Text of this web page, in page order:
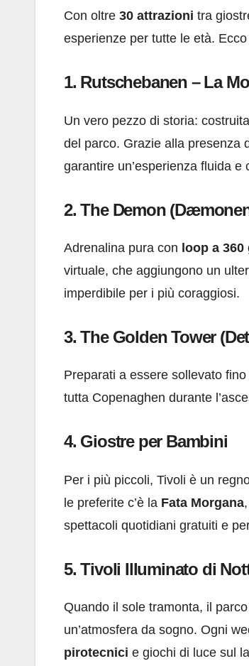
Con oltre 30 attrazioni tra
esperienze per tutte le età.
1. Rutschebanen – La
Un vero pezzo di storia:
del parco. Grazie alla presenza
garantire un’esperienza fluida
2. The Demon
Adrenalina pura con loop a 360
virtuale, che aggiungono un
imperdibile per i più coraggiosi.
3. The Golden Tower
Preparati a essere sollevato fino
tutta Copenaghen durante
4. Giostre per Bambini
Per i più piccoli, Tivoli è un
le preferite c’è la Fata Morgana
spettacoli quotidiani gratuiti e
5. Tivoli Illuminato di
Quando il sole tramonta, il
un’atmosfera da sogno. Ogni
pirotecnici e giochi di luce sul